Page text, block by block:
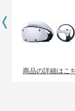
商品の詳細は